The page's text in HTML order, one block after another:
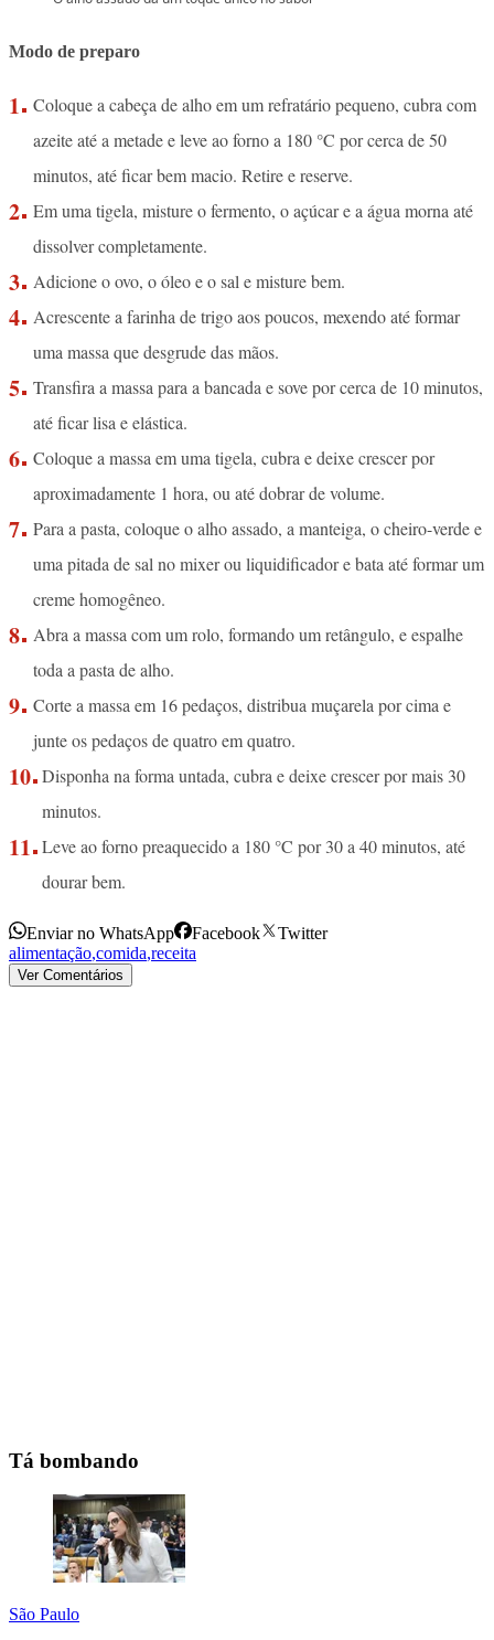
Modo de preparo
Coloque a cabeça de alho em um refratário pequeno, cubra com
azeite até a metade e leve ao forno a 180 °C por cerca de 50
minutos, até ficar bem macio. Retire e reserve.
Em uma tigela, misture o fermento, o açúcar e a água morna até
dissolver completamente.
Adicione o ovo, o óleo e o sal e misture bem.
Acrescente a farinha de trigo aos poucos, mexendo até formar
uma massa que desgrude das mãos.
Transfira a massa para a bancada e sove por cerca de 10 minutos,
até ficar lisa e elástica.
Coloque a massa em uma tigela, cubra e deixe crescer por
aproximadamente 1 hora, ou até dobrar de volume.
Para a pasta, coloque o alho assado, a manteiga, o cheiro-verde e
uma pitada de sal no mixer ou liquidificador e bata até formar um
creme homogêneo.
Abra a massa com um rolo, formando um retângulo, e espalhe
toda a pasta de alho.
Corte a massa em 16 pedaços, distribua muçarela por cima e
junte os pedaços de quatro em quatro.
Disponha na forma untada, cubra e deixe crescer por mais 30
minutos.
Leve ao forno preaquecido a 180 °C por 30 a 40 minutos, até
dourar bem.
Enviar no WhatsApp Facebook
Twitter
alimentação,comida,receita
Ver Comentários
Tá bombando
São Paulo